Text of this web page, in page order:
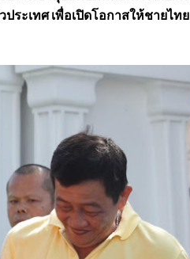
ระเทศ เพื่อเปิดโอกาสให้ชายไทย